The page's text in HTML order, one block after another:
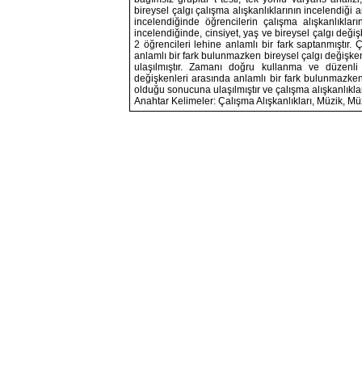
bireysel çalgı çalışma alışkanlıklarının
incelendiğinde öğrencilerin çalışma
incelendiğinde, cinsiyet, yaş ve bireysel çalgı
2 öğrencileri lehine anlamlı bir fark saptanmıştır.
anlamlı bir fark bulunmazken bireysel çalgı
ulaşılmıştır. Zamanı doğru kullanma ve
değişkenleri arasında anlamlı bir fark
olduğu sonucuna ulaşılmıştır ve çalışma
Anahtar Kelimeler: Çalışma Alışkanlıkları, Müzik,